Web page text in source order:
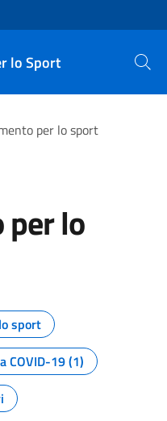
lo Sport Cerca
per lo sport
lo
pagina
sport
COVID-19 (1)